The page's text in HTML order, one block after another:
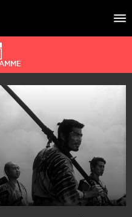
CINÉ
IMAGES